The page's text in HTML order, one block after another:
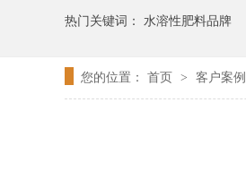
热门关键词： 水溶性肥料品牌
您的位置： 首页 > 客户案例